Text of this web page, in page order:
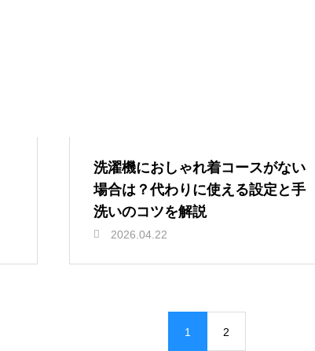
洗濯機におしゃれ着コースがない
場合は？代わりに使える設定と手
洗いのコツを解説
2026.04.22
1 2